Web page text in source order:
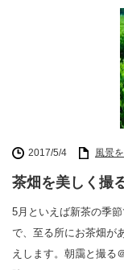
2017/5/4 風景
茶畑を美しく撮
5月といえば新茶の季
で、至る所にお茶畑が
えします。朝靄と撮る